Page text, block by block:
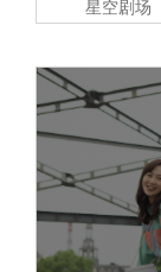
星空剧场